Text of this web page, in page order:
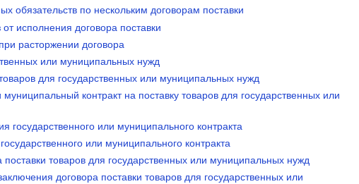
обязательств по нескольким договорам поставки
исполнения договора поставки
расторжении договора
или муниципальных нужд
для государственных или муниципальных нужд
контракт на поставку товаров для государственных или
государственного или муниципального контракта
или муниципального контракта
товаров для государственных или муниципальных нужд
договора поставки товаров для государственных или